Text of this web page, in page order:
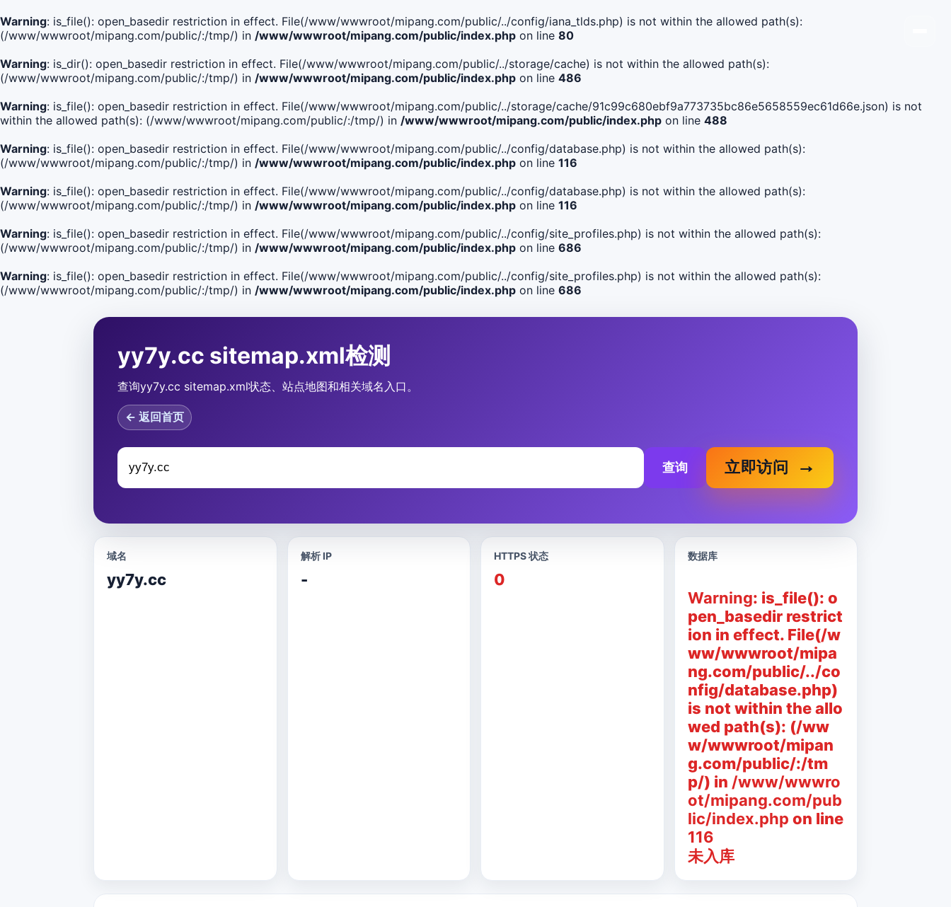
Warning: is_file(): open_basedir restriction in effect. File(/www/wwwroot/mipang.com/public/../config/iana_tlds.php) is not within the allowed path(s):
(/www/wwwroot/mipang.com/public/:/tmp/) in /www/wwwroot/mipang.com/public/index.php on line 80
Warning: is_dir(): open_basedir restriction in effect. File(/www/wwwroot/mipang.com/public/../storage/cache) is not within the allowed path(s):
(/www/wwwroot/mipang.com/public/:/tmp/) in /www/wwwroot/mipang.com/public/index.php on line 486
Warning: is_file(): open_basedir restriction in effect. File(/www/wwwroot/mipang.com/public/../storage/cache/91c99c680ebf9a773735bc86e5658559ec61d66e.json) is not
within the allowed path(s): (/www/wwwroot/mipang.com/public/:/tmp/) in /www/wwwroot/mipang.com/public/index.php on line 488
Warning: is_file(): open_basedir restriction in effect. File(/www/wwwroot/mipang.com/public/../config/database.php) is not within the allowed path(s):
(/www/wwwroot/mipang.com/public/:/tmp/) in /www/wwwroot/mipang.com/public/index.php on line 116
Warning: is_file(): open_basedir restriction in effect. File(/www/wwwroot/mipang.com/public/../config/database.php) is not within the allowed path(s):
(/www/wwwroot/mipang.com/public/:/tmp/) in /www/wwwroot/mipang.com/public/index.php on line 116
Warning: is_file(): open_basedir restriction in effect. File(/www/wwwroot/mipang.com/public/../config/site_profiles.php) is not within the allowed path(s):
(/www/wwwroot/mipang.com/public/:/tmp/) in /www/wwwroot/mipang.com/public/index.php on line 686
Warning: is_file(): open_basedir restriction in effect. File(/www/wwwroot/mipang.com/public/../config/site_profiles.php) is not within the allowed path(s):
(/www/wwwroot/mipang.com/public/:/tmp/) in /www/wwwroot/mipang.com/public/index.php on line 686
yy7y.cc sitemap.xml检测
查询yy7y.cc sitemap.xml状态、站点地图和相关域名入口。
← 返回首页
查询 立即访问
域名
yy7y.cc
解析 IP
-
HTTPS 状态
0
数据库
Warning: is_file(): o
pen_basedir restrict
ion in effect. File(/w
ww/wwwroot/mipa
ng.com/public/../co
nfig/database.php)
is not within the allo
wed path(s): (/ww
w/wwwroot/mipan
g.com/public/:/tm
p/) in /www/wwwro
ot/mipang.com/pub
lic/index.php on line
116
未入库